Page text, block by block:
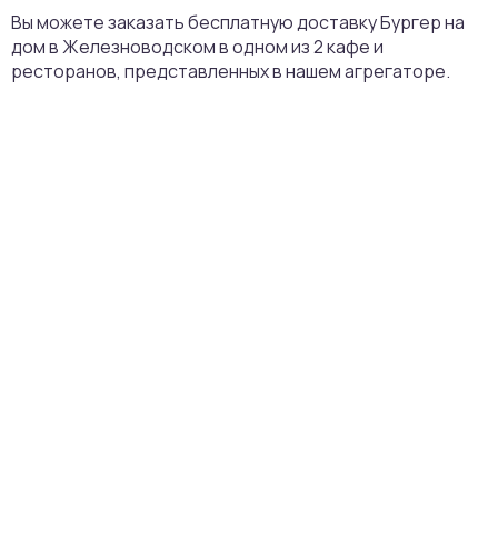
Вы можете заказать бесплатную доставку Бургер на
дом в Железноводском в одном из 2 кафе и
ресторанов, представленных в нашем агрегаторе.